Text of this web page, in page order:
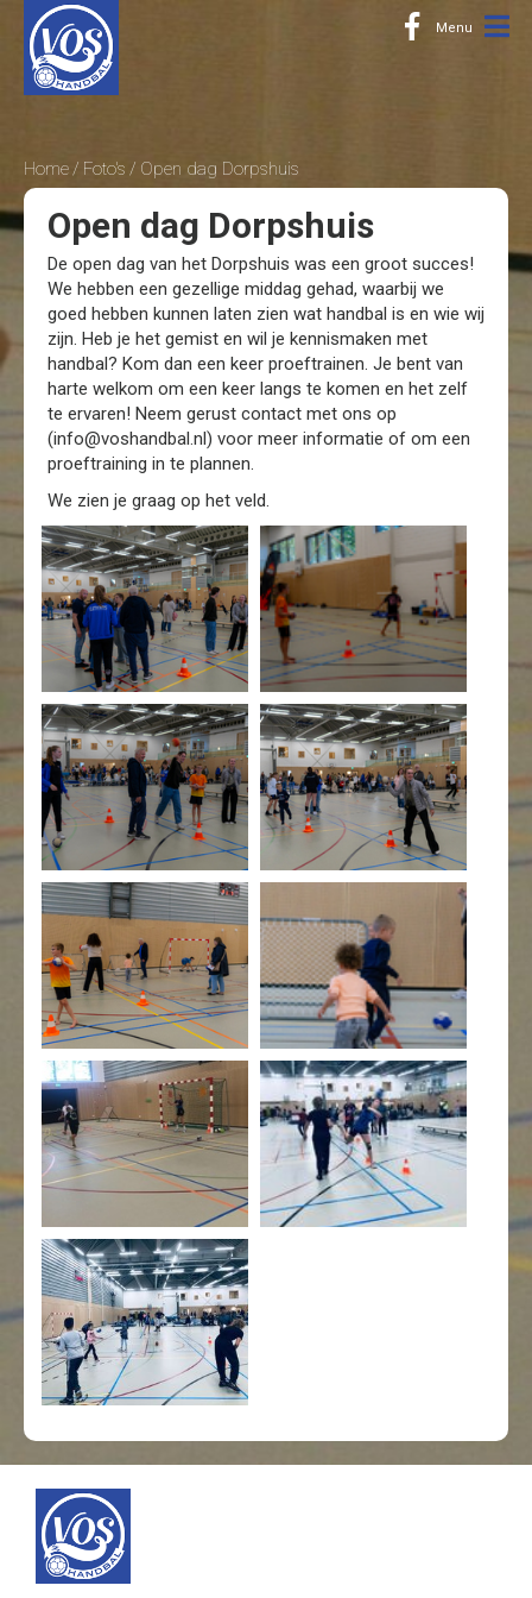
Home Foto's Open dag Dorpshuis
Open dag Dorpshuis
De open dag van het Dorpshuis was een groot succes!
We hebben een gezellige middag gehad, waarbij we
goed hebben kunnen laten zien wat handbal is en wie wij
zijn. Heb je het gemist en wil je kennismaken met
handbal? Kom dan een keer proeftrainen. Je bent van
harte welkom om een keer langs te komen en het zelf
te ervaren! Neem gerust contact met ons op
(info@voshandbal.nl) voor meer informatie of om een
proeftraining in te plannen.
We zien je graag op het veld.